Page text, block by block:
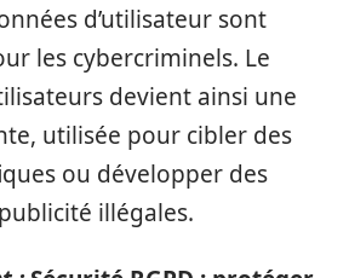
d’utilisateur sont
les cybercriminels. Le
devient ainsi une
utilisée pour cibler des
ou développer des
illégales.